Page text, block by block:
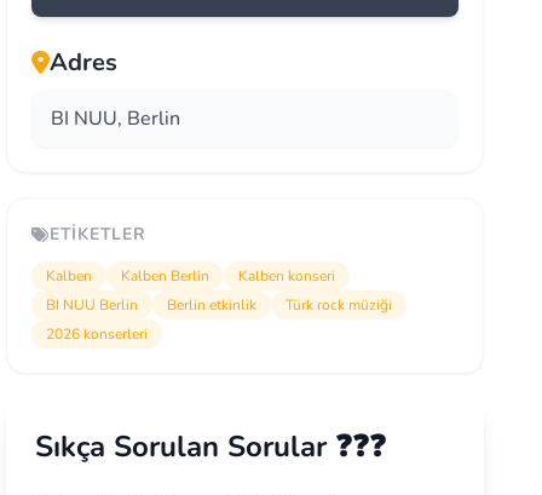
Adres
BI NUU, Berlin
ETIKETLER
Kalben Kalben Berlin
Kalben konseri
BI NUU Berlin
Berlin etkinlik
Türk rock müziği
2026 konserleri
Sıkça Sorulan Sorular ❓❓❓